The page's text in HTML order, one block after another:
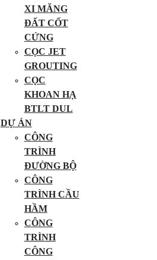
XI MĂNG
ĐẤT CỐT
CỨNG
CỌC JET
GROUTING
CỌC
KHOAN HẠ
BTLT DUL
DỰ ÁN
CÔNG
TRÌNH
ĐƯỜNG BỘ
CÔNG
TRÌNH CẦU
HẦM
CÔNG
TRÌNH
CÔNG